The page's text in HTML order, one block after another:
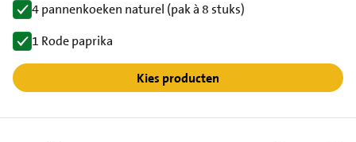
4 pannenkoeken naturel (pak à 8 stuks)
1 Rode paprika
Kies producten